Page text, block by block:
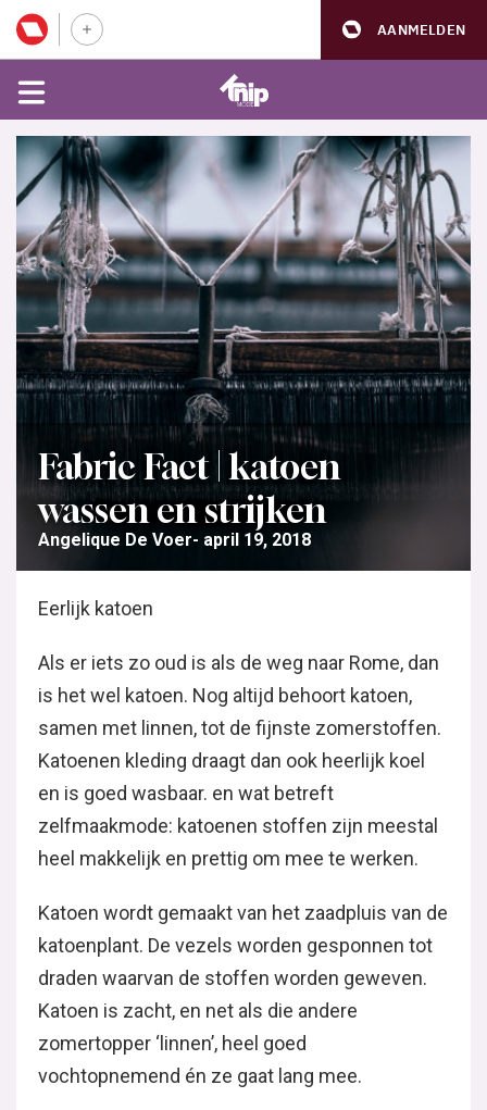
AANMELDEN
Fabric Fact | katoen
wassen en strijken
Angelique De Voer april 19, 2018
Eerlijk katoen
Als er iets zo oud is als de weg naar Rome, dan
is het wel katoen. Nog altijd behoort katoen,
samen met linnen, tot de fijnste zomerstoffen.
Katoenen kleding draagt dan ook heerlijk koel
en is goed wasbaar. en wat betreft
zelfmaakmode: katoenen stoffen zijn meestal
heel makkelijk en prettig om mee te werken.
Katoen wordt gemaakt van het zaadpluis van de
katoenplant. De vezels worden gesponnen tot
draden waarvan de stoffen worden geweven.
Katoen is zacht, en net als die andere
zomertopper ‘linnen’, heel goed
vochtopnemend én ze gaat lang mee.